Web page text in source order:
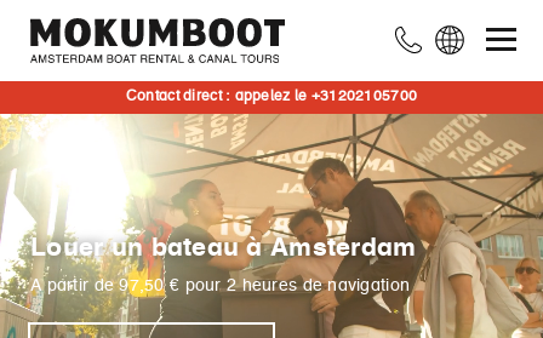
Contact direct : appelez le +31202105700
Louer un bateau à Amsterdam
A partir de 97,50 € pour 2 heures de navigation